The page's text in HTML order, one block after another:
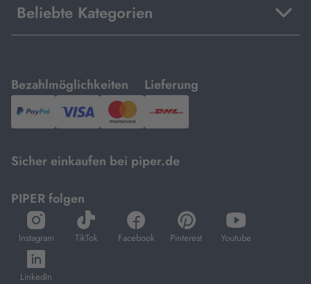
Beliebte Kategorien
Bezahlmöglichkeiten
mit
PayPal,Visa
und
Lieferung
mit
DHL.
Sicher einkaufen bei piper.de
PIPER folgen
Instagram
öffnet
in
neuem
Tab
TikTok
öffnet
in
Facebook
öffnet
in
Pinterest
öffnet
in
Youtube
öffnet
in
LinkedIn
öffnet
in